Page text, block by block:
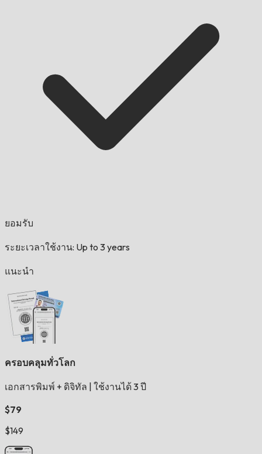
ยอมรับ
ระยะเวลาใช้งาน: Up to 3 years
แนะนำ
ครอบคลุมทั่วโลก
เอกสารพิมพ์ + ดิจิทัล ใช้งานได้ 3 ปี
$79
$149